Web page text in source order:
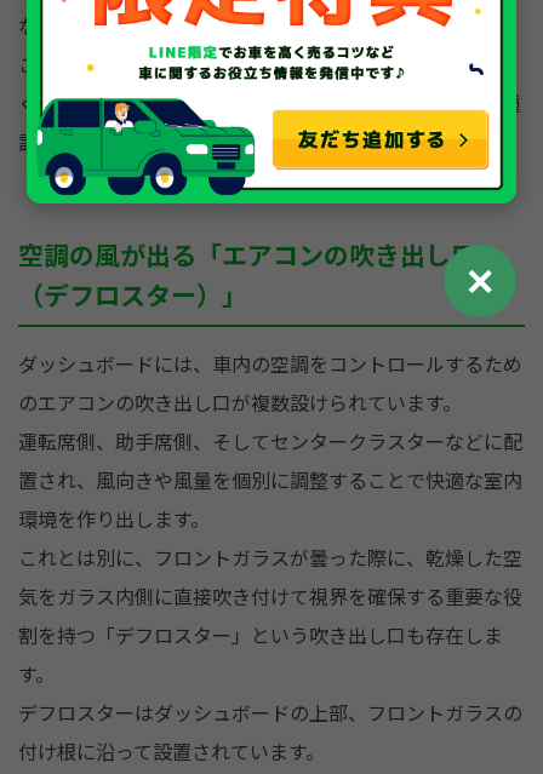
なっています。
このディスプレイ上で、ナビの地図を表示するだけでな
く、オーディオの選曲、エアコンの温度設定、車両の各種
設定などを一括して操作できるモデルが増えています。
空調の風が出る「エアコンの吹き出し口
（デフロスター）」
ダッシュボードには、車内の空調をコントロールするため
のエアコンの吹き出し口が複数設けられています。
運転席側、助手席側、そしてセンタークラスターなどに配
置され、風向きや風量を個別に調整することで快適な室内
環境を作り出します。
これとは別に、フロントガラスが曇った際に、乾燥した空
気をガラス内側に直接吹き付けて視界を確保する重要な役
割を持つ「デフロスター」という吹き出し口も存在しま
す。
デフロスターはダッシュボードの上部、フロントガラスの
付け根に沿って設置されています。
✕